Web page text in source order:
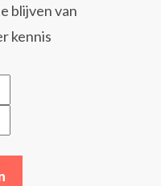
blijven van
kennis